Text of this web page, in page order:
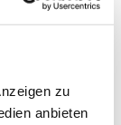
zu
anbieten